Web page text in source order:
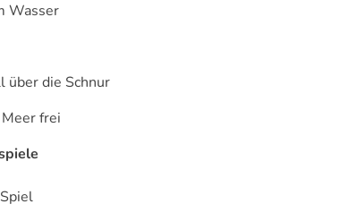
Wasser
über die Schnur
frei